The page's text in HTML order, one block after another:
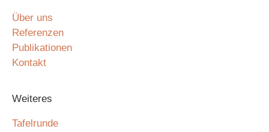
Über uns
Referenzen
Publikationen
Kontakt
Weiteres
Tafelrunde